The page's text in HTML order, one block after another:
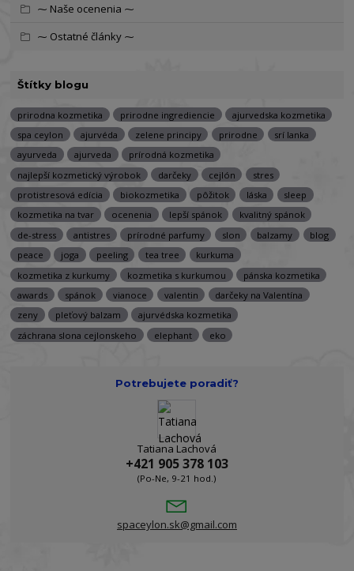
⁓ Naše ocenenia ⁓
⁓ Ostatné články ⁓
Štítky blogu
prirodna kozmetika prirodne ingrediencie
ajurvedska kozmetika
spa ceylon
ajurvéda zelene principy prirodne
srí lanka
ayurveda
ajurveda
prírodná kozmetika
najlepší kozmetický výrobok
darčeky cejlón
stres
protistresová edícia
biokozmetika pôžitok láska
sleep
kozmetika na tvar
ocenenia lepší spánok
kvalitný spánok
de-stress
antistres prírodné parfumy slon balzamy
blog
peace
joga peeling tea tree
kurkuma
kozmetika z kurkumy
kozmetika s kurkumou
pánska kozmetika
awards
spánok vianoce valentin
darčeky na Valentína
zeny
pleťový balzam
ajurvédska kozmetika
záchrana slona cejlonskeho
elephant eko
Potrebujete poradiť?
Tatiana Lachová
+421 905 378 103
(Po-Ne, 9-21 hod.)
spaceylon.sk@gmail.com